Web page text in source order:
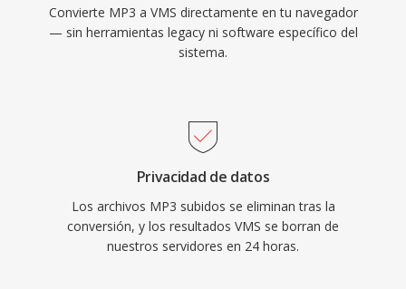
Convierte MP3 a VMS directamente en tu navegador
— sin herramientas legacy ni software específico del
sistema.
Privacidad de datos
Los archivos MP3 subidos se eliminan tras la
conversión, y los resultados VMS se borran de
nuestros servidores en 24 horas.